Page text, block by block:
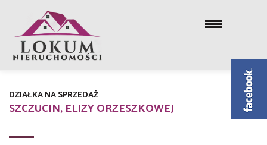
SZCZUCIN, ELIZY ORZESZKOWEJ
DZIAŁKA NA SPRZEDAŻ